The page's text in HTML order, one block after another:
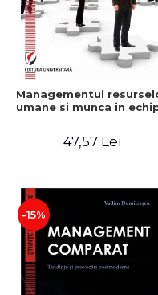
Managementul
umane si munca in
47,57 Lei
-15%